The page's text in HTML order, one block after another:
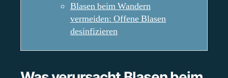
Blasen beim Wandern
vermeiden: Offene Blasen
desinfizieren